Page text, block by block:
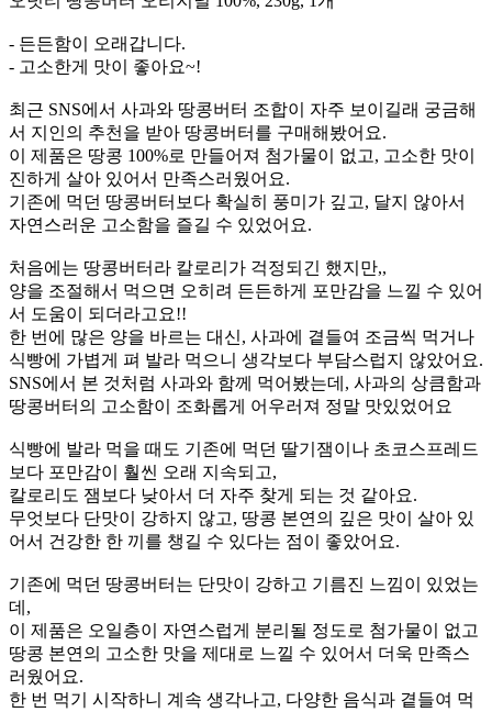
- 든든함이 오래갑니다.
- 고소한게 맛이 좋아요~!
최근 SNS에서 사과와 땅콩버터 조합이 자주 보이길래 궁금해
서 지인의 추천을 받아 땅콩버터를 구매해봤어요.
이 제품은 땅콩 100%로 만들어져 첨가물이 없고, 고소한 맛이
진하게 살아 있어서 만족스러웠어요.
기존에 먹던 땅콩버터보다 확실히 풍미가 깊고, 달지 않아서
자연스러운 고소함을 즐길 수 있었어요.
처음에는 땅콩버터라 칼로리가 걱정되긴 했지만,,
양을 조절해서 먹으면 오히려 든든하게 포만감을 느낄 수 있어
서 도움이 되더라고요!!
한 번에 많은 양을 바르는 대신, 사과에 곁들여 조금씩 먹거나
식빵에 가볍게 펴 발라 먹으니 생각보다 부담스럽지 않았어요.
SNS에서 본 것처럼 사과와 함께 먹어봤는데, 사과의 상큼함과
땅콩버터의 고소함이 조화롭게 어우러져 정말 맛있었어요
식빵에 발라 먹을 때도 기존에 먹던 딸기잼이나 초코스프레드
보다 포만감이 훨씬 오래 지속되고,
칼로리도 잼보다 낮아서 더 자주 찾게 되는 것 같아요.
무엇보다 단맛이 강하지 않고, 땅콩 본연의 깊은 맛이 살아 있
어서 건강한 한 끼를 챙길 수 있다는 점이 좋았어요.
기존에 먹던 땅콩버터는 단맛이 강하고 기름진 느낌이 있었는
데,
이 제품은 오일층이 자연스럽게 분리될 정도로 첨가물이 없고
땅콩 본연의 고소한 맛을 제대로 느낄 수 있어서 더욱 만족스
러웠어요.
한 번 먹기 시작하니 계속 생각나고, 다양한 음식과 곁들여 먹